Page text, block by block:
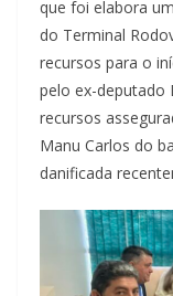
que foi elabora
do Terminal
recursos para o
pelo ex-deputado
recursos
Manu Carlos do
danificada